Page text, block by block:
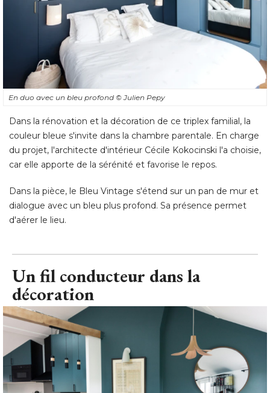
En duo avec un bleu profond © Julien Pepy
Dans la rénovation et la décoration de ce triplex familial, la
couleur bleue s'invite dans la chambre parentale. En charge
du projet, l'architecte d'intérieur Cécile Kokocinski l'a choisie,
car elle apporte de la sérénité et favorise le repos.
Dans la pièce, le Bleu Vintage s'étend sur un pan de mur et
dialogue avec un bleu plus profond. Sa présence permet
d'aérer le lieu.
Un fil conducteur dans la
décoration